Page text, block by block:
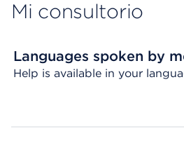
Mi consultorio
Languages spoken by
Help is available in your